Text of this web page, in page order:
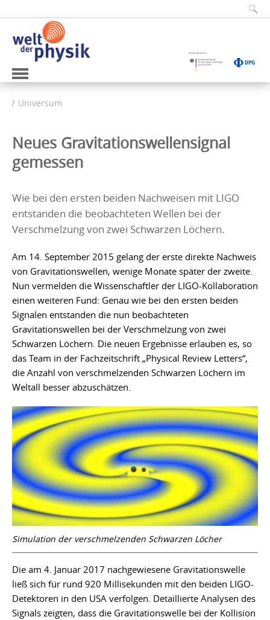
Universum
Neues Gravitationswellensignal
gemessen
Wie bei den ersten beiden Nachweisen mit LIGO
entstanden die beobachteten Wellen bei der
Verschmelzung von zwei Schwarzen Löchern.
Am 14. September 2015 gelang der erste direkte Nachweis
von Gravitationswellen, wenige Monate später der zweite.
Nun vermelden die Wissenschaftler der LIGO-Kollaboration
einen weiteren Fund: Genau wie bei den ersten beiden
Signalen entstanden die nun beobachteten
Gravitationswellen bei der Verschmelzung von zwei
Schwarzen Löchern. Die neuen Ergebnisse erlauben es, so
das Team in der Fachzeitschrift „Physical Review Letters“,
die Anzahl von verschmelzenden Schwarzen Löchern im
Weltall besser abzuschätzen.
Simulation der verschmelzenden Schwarzen Löcher
Die am 4. Januar 2017 nachgewiesene Gravitationswelle
ließ sich für rund 920 Millisekunden mit den beiden LIGO-
Detektoren in den USA verfolgen. Detaillierte Analysen des
Signals zeigten, dass die Gravitationswelle bei der Kollision